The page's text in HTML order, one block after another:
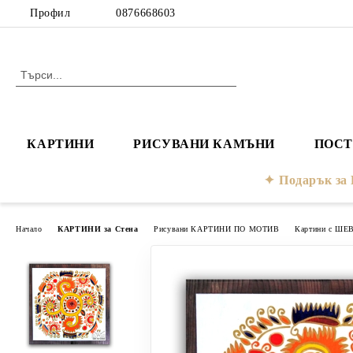
Профил 0876668603
КАРТИНИ РИСУВАНИ КАМЪНИ
Подарък
Начало КАРТИНИ за Стена Рисувани КАРТИНИ ПО МОТИВ Картини с